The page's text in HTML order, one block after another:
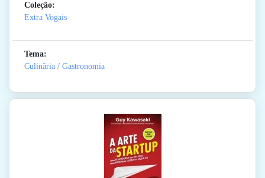
Coleção:
Extra Vogais
Tema:
Culinãria / Gastronomia